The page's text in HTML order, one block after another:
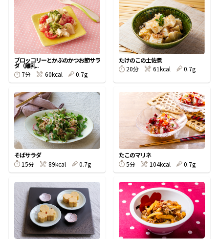
楽チン屋® ストレートつゆ
新鮮一番 『氷熟®』
レシピ特設サイト
割烹白だしレシピ特集
だし巻き卵特集
かつおだしが決め手！簡単茶碗蒸し
ブロッコリーとかぶのかつお節サラ
ダ（離乳..
7分
60kcal 0.7g
たけのこの土佐煮
20分
61kcal 0.7g
そばサラダ
15分
89kcal 0.7g
たこのマリネ
5分
104kcal 0.7g